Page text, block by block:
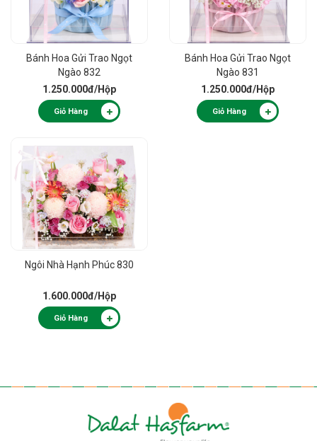
Bánh Hoa Gửi Trao Ngọt
Ngào 832
1.250.000đ/Hộp
Giỏ Hàng
Bánh Hoa Gửi Trao Ngọt
Ngào 831
1.250.000đ/Hộp
Giỏ Hàng
Ngôi Nhà Hạnh Phúc 830
1.600.000đ/Hộp
Giỏ Hàng